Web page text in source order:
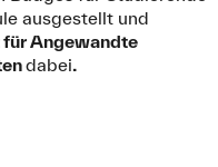
ausgestellt und
für Angewandte
dabei.